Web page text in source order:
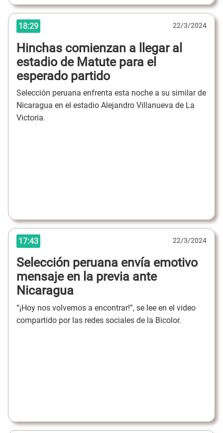
18:29 22/3/2024
Hinchas comienzan a llegar al
estadio de Matute para el
esperado partido
Selección peruana enfrenta esta noche a su similar de
Nicaragua en el estadio Alejandro Villanueva de La
Victoria.
17:43 22/3/2024
Selección peruana envía emotivo
mensaje en la previa ante
Nicaragua
“¡Hoy nos volvemos a encontrar!”, se lee en el video
compartido por las redes sociales de la Bicolor.